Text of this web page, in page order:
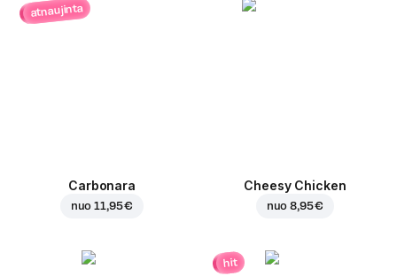
atnaujinta
Carbonara
nuo11,95 €
Cheesy Chicken
nuo8,95 €
hit